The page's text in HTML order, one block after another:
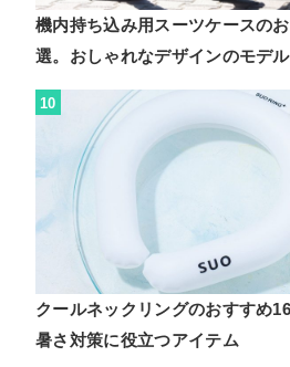
機内持ち込み用スーツケースの
選。おしゃれなデザインのモデ
10
クールネックリングのおすすめ
暑さ対策に役立つアイテム